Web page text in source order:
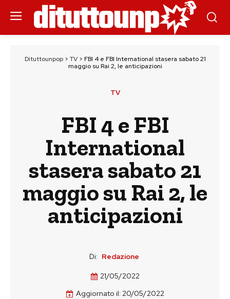
Dituttounpop> TV> FBI 4 e FBI International stasera sabato 21
maggio su Rai 2, le anticipazioni
TV
FBI 4 e FBI
International
stasera sabato 21
maggio su Rai 2, le
anticipazioni
Di: Redazione
21/05/2022
Aggiornato il: 20/05/2022